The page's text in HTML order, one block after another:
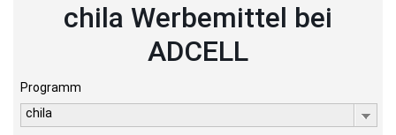
chila Werbemittel bei
ADCELL
Programm
chila